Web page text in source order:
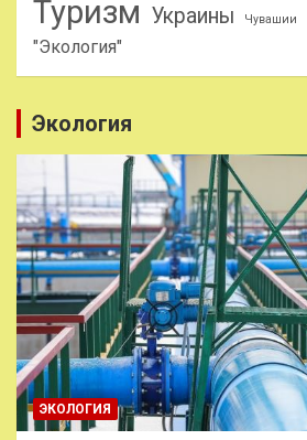
Туризм Украины Чувашии
"Экология"
Экология
ЭКОЛОГИЯ